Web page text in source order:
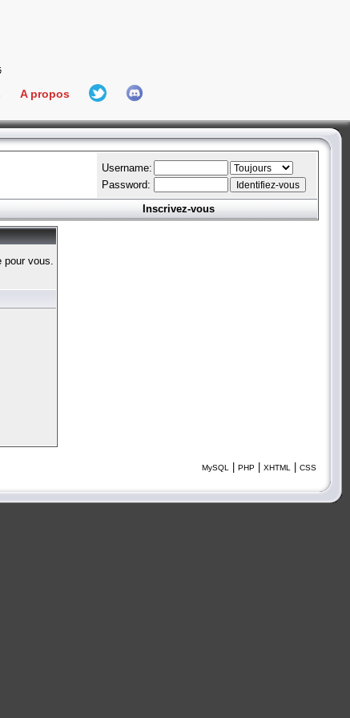
A propos
L'équipe
Hall Of Fame
Username:
Password:
Inscrivez-vous
vous.
MySQL | PHP | XHTML | CSS